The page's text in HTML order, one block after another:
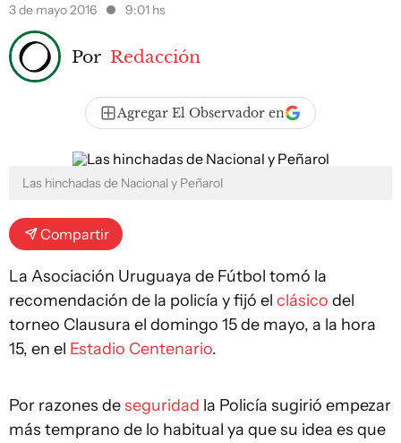
3 de mayo 2016
9:01 hs
Por Redacción
Agregar El Observador en
Las hinchadas de Nacional y Peñarol
Compartir
La Asociación Uruguaya de Fútbol tomó la
recomendación de la policía y fijó el clásico del
torneo Clausura el domingo 15 de mayo, a la hora
15, en el Estadio Centenario.
Por razones deseguridad la Policía sugirió empezar
más temprano de lo habitual ya que su idea es que